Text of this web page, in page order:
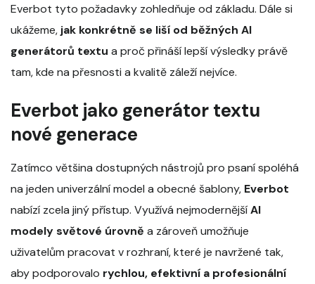
Everbot tyto požadavky zohledňuje od základu. Dále si
ukážeme, jak konkrétně se liší od běžných AI
generátorů textu a proč přináší lepší výsledky právě
tam, kde na přesnosti a kvalitě záleží nejvíce.
Everbot jako generátor textu
nové generace
Zatímco většina dostupných nástrojů pro psaní spoléhá
na jeden univerzální model a obecné šablony, Everbot
nabízí zcela jiný přístup. Využívá nejmodernějšíAI
modely světové úrovně a zároveň umožňuje
uživatelům pracovat v rozhraní, které je navržené tak,
aby podporovalo rychlou, efektivní a profesionální